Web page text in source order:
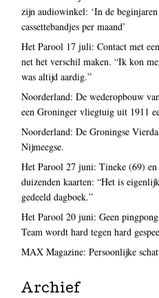
zijn audiowinkel: ‘In de
cassettebandjes per maand’
Het Parool 17 juli: Contact met
net het verschil maken. “Ik kon
was altijd aardig.”
Noorderland: De wederopbouw
een Groninger vliegtuig uit 1911
Noorderland: De Groningse
Nijmeegse.
Het Parool 27 juni: Tineke (69)
duizenden kaarten: “Het is
gedeeld dagboek.”
Het Parool 20 juni: Geen
Team wordt hard tegen hard
MAX Magazine: Persoonlijke
Archief